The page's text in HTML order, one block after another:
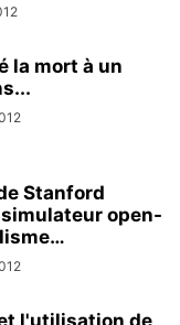
la mort à un
Stanford
open-
l'utilisation de